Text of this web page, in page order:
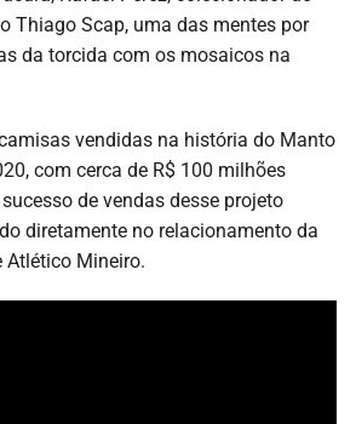
Thiago Scap, uma das mentes por
da torcida com os mosaicos na
vendidas na história do Manto
com cerca de R$ 100 milhões
de vendas desse projeto
diretamente no relacionamento da
Atlético Mineiro.